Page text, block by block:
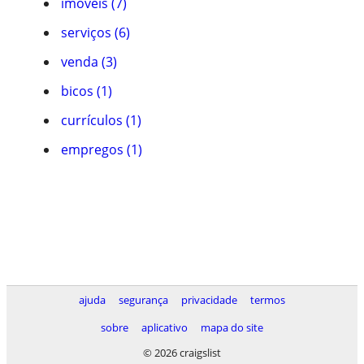
serviços (6)
venda (3)
bicos (1)
currículos (1)
empregos (1)
ajuda segurança privacidade
termos
sobre
aplicativo
mapa do site
© 2026 craigslist